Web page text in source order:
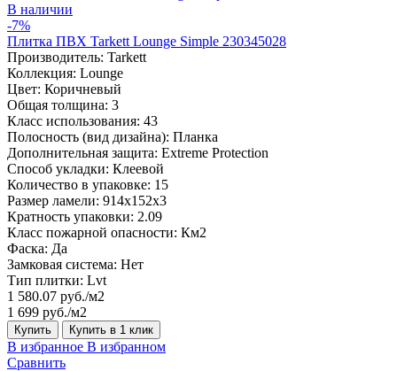
В наличии
-7%
Плитка ПВХ Tarkett Lounge Simple 230345028
Производитель: Tarkett
Коллекция: Lounge
Цвет: Коричневый
Общая толщина: 3
Класс использования: 43
Полосность (вид дизайна): Планка
Дополнительная защита: Extreme Protection
Способ укладки: Клеевой
Количество в упаковке: 15
Размер ламели: 914x152x3
Кратность упаковки: 2.09
Класс пожарной опасности: Км2
Фаска: Да
Замковая система: Нет
Тип плитки: Lvt
1 580.07 руб./м2
1 699 руб./м2
Купить Купить в 1 клик
В избранное В избранном
Сравнить